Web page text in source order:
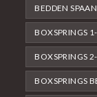
BEDDEN
BOXSPRINGS
BOXSPRINGS
BOXSPRINGS